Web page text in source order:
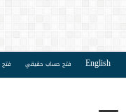
English فتح حساب حقيقي